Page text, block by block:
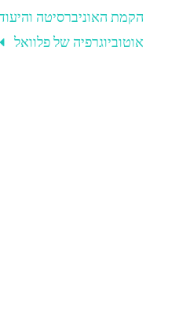
הקמת האוניברסיטה
אוטוביוגרפיה של פלוואל